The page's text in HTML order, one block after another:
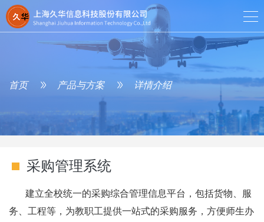
首页 产品与方案 详情介绍
采购管理系统
建立全校统一的采购综合管理信息平台，包括货物、服
务、工程等，为教职工提供一站式的采购服务，方便师生办